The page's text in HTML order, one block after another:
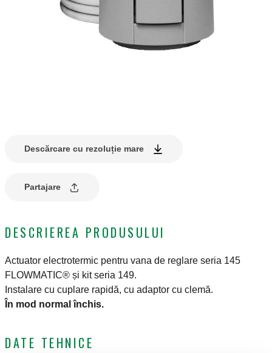
Descărcare cu rezoluție mare
Partajare
DESCRIEREA PRODUSULUI
Actuator electrotermic pentru vana de reglare seria 145
FLOWMATIC® și kit seria 149.
Instalare cu cuplare rapidă, cu adaptor cu clemă.
În mod normal închis.
DATE TEHNICE